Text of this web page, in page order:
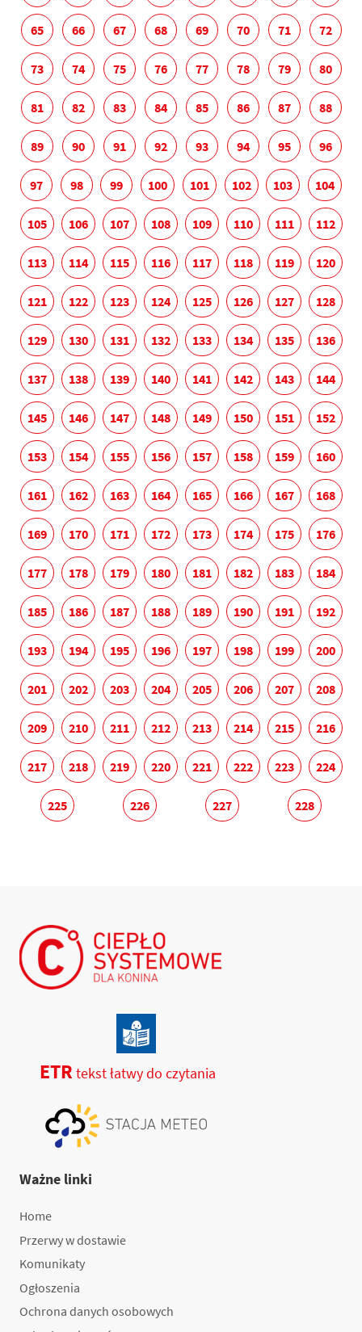
65 66 67 68 69 70 71 72
73 74 75 76 77 78 79 80
81 82 83 84 85 86 87 88
89 90 91 92 93 94 95 96
97 98 99 100 101 102 103 104
105 106 107 108 109 110 111 112
113 114 115 116 117 118 119 120
121 122 123 124 125 126 127 128
129 130 131 132 133 134 135 136
137 138 139 140 141 142 143 144
145 146 147 148 149 150 151 152
153 154 155 156 157 158 159 160
161 162 163 164 165 166 167 168
169 170 171 172 173 174 175 176
177 178 179 180 181 182 183 184
185 186 187 188 189 190 191 192
193 194 195 196 197 198 199 200
201 202 203 204 205 206 207 208
209 210 211 212 213 214 215 216
217 218 219 220 221 222 223 224
225 226 227 228
ETR tekst łatwy do czytania
Ważne linki
Home
Przerwy w dostawie
Komunikaty
Ogłoszenia
Ochrona danych osobowych